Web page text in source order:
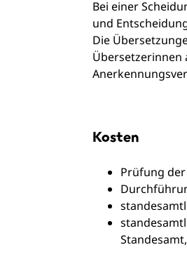
Bei einer
und
Die
Übersetzerinnen
Kosten
Prüfung der